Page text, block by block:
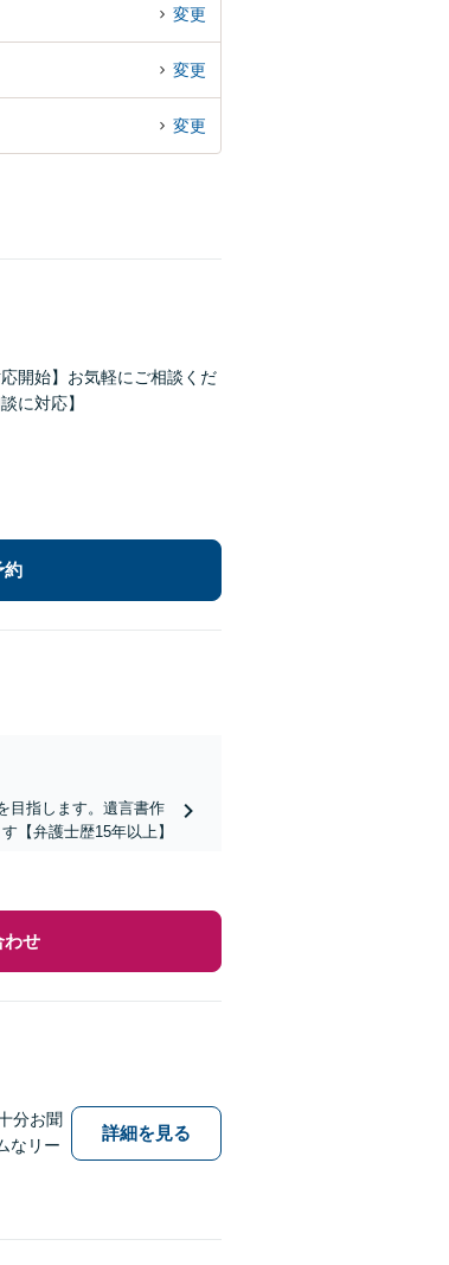
変更
変更
変更
開始】お気軽にご相談くだ
に対応】
約
目指します。遺言書作
【弁護士歴15年以上】
わせ
分お聞
なリー
詳細を見る